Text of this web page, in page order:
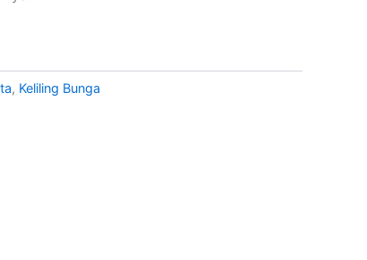
, Keliling Bunga